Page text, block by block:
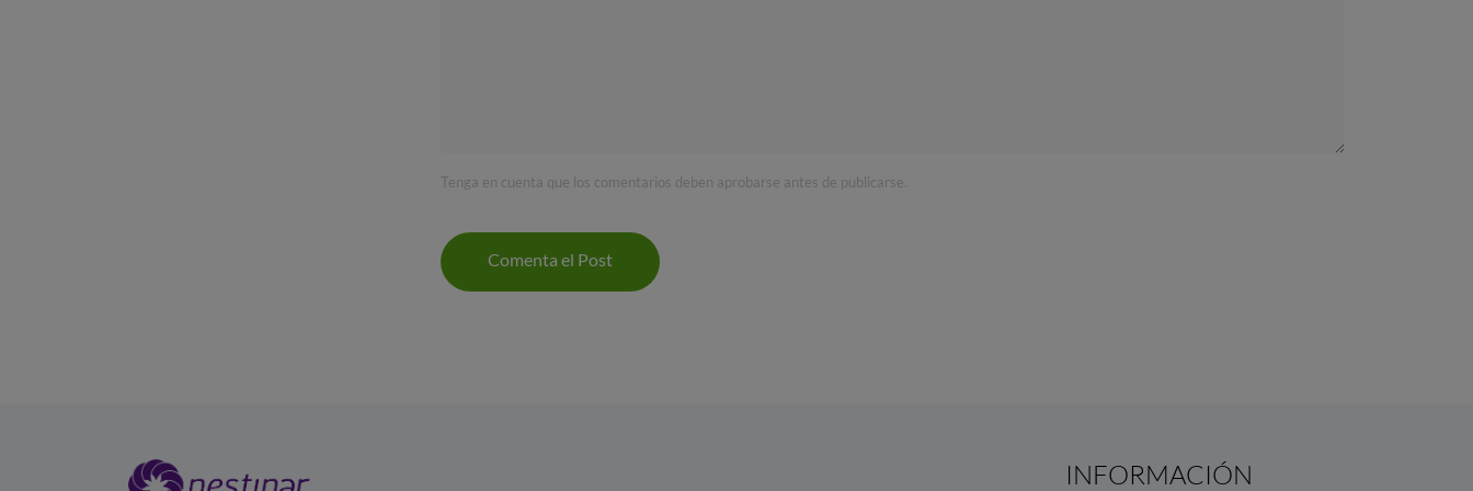
Tenga en cuenta que los comentarios deben aprobarse antes de publicarse.
Comenta el Post
INFORMACIÓN